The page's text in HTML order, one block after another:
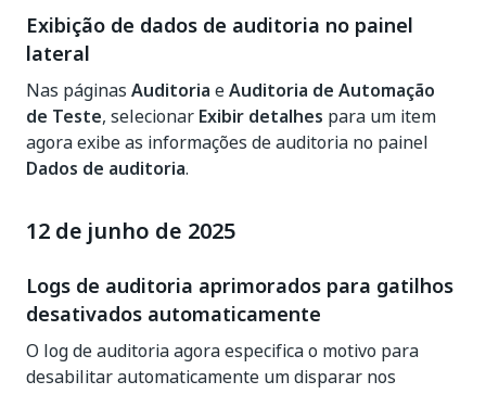
Exibição de dados de auditoria no painel
lateral
Nas páginas Auditoria eAuditoria de Automação
de Teste, selecionar Exibir detalhes para um item
agora exibe as informações de auditoria no painel
Dados de auditoria.
12 de junho de 2025
Logs de auditoria aprimorados para gatilhos
desativados automaticamente
O log de auditoria agora especifica o motivo para
desabilitar automaticamente um disparar nos